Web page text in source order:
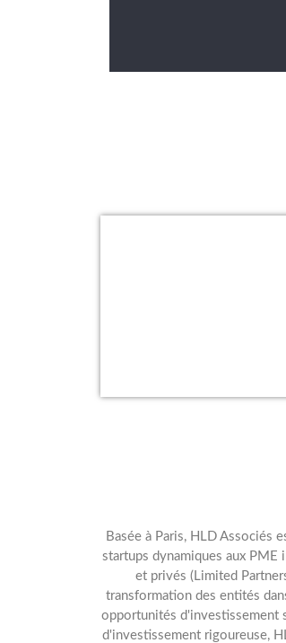
Basée à Paris, HLD Associés
startups dynamiques aux
et privés (Limited
transformation des entités
opportunités d'investissement
d'investissement rigoureuse,